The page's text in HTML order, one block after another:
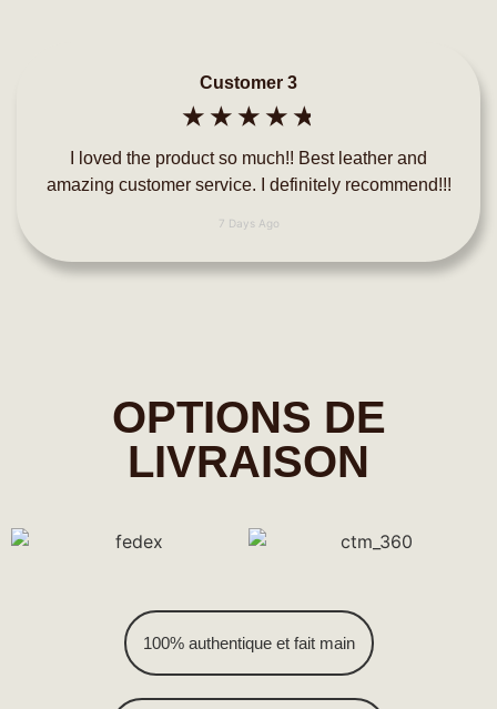
Customer 3
☆ ☆ ☆ ☆ ☆
I loved the product so much!! Best leather and
amazing customer service. I definitely recommend!!!
7 Days Ago
OPTIONS DE
LIVRAISON
100% authentique et fait main